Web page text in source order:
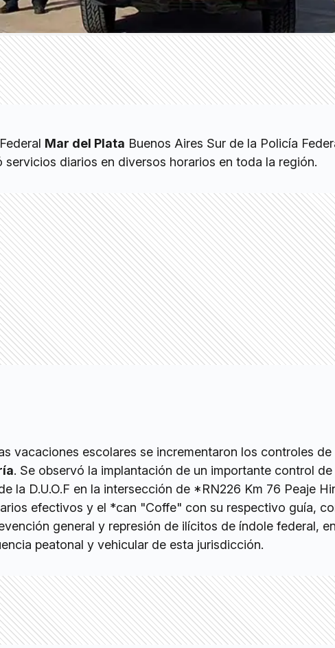
Mar del Plata Buenos Aires Sur de la Policía
servicios diarios en diversos horarios en toda la región.
vacaciones escolares se incrementaron los controles de
. Se observó la implantación de un importante control de
la D.U.O.F en la intersección de *RN226 Km 76 Peaje
efectivos y el *can "Coffe" con su respectivo guía,
general y represión de ilícitos de índole federal,
peatonal y vehicular de esta jurisdicción.